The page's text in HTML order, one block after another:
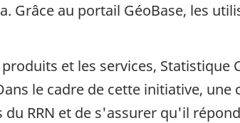
Grâce au portail GéoBase, les
et les services, Statistique
le cadre de cette initiative,
RRN et de s'assurer qu'il